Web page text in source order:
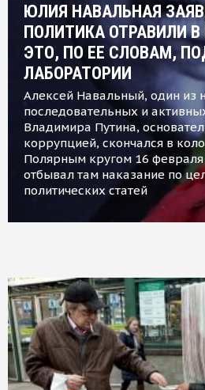
ЮЛИЯ НАВАЛЬНАЯ
ПОЛИТИКА ОТРАВИЛИ
ЭТО, ПО ЕЕ СЛОВАМ,
ЛАБОРАТОРИИ
Алексей Навальный, один из
последовательных и
Владимира Путина,
коррупцией, скончался в
Полярным кругом 16
отбывал там наказание по
политических статей